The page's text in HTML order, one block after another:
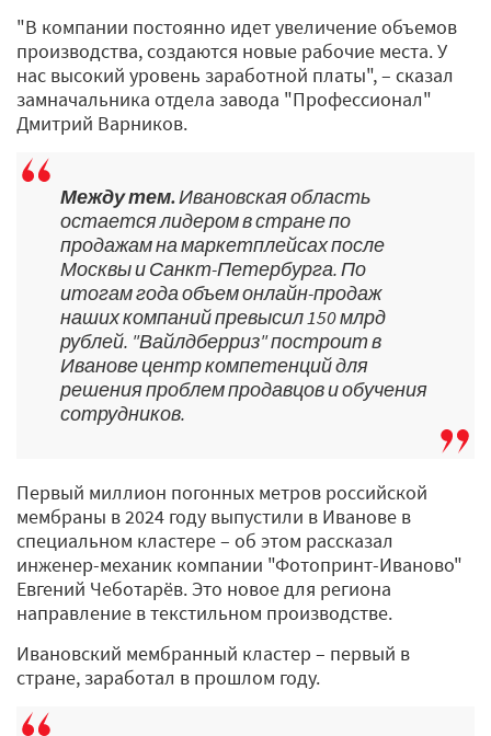
"В компании постоянно идет увеличение объемов
производства, создаются новые рабочие места. У
нас высокий уровень заработной платы", – сказал
замначальника отдела завода "Профессионал"
Дмитрий Варников.
Между тем.Ивановская область
остается лидером в стране по
продажам на маркетплейсах после
Москвы и Санкт-Петербурга. По
итогам года объем онлайн-продаж
наших компаний превысил 150 млрд
рублей. "Вайлдберриз" построит в
Иванове центр компетенций для
решения проблем продавцов и обучения
сотрудников.
Первый миллион погонных метров российской
мембраны в 2024 году выпустили в Иванове в
специальном кластере – об этом рассказал
инженер-механик компании "Фотопринт-Иваново"
Евгений Чеботарёв. Это новое для региона
направление в текстильном производстве.
Ивановский мембранный кластер – первый в
стране, заработал в прошлом году.